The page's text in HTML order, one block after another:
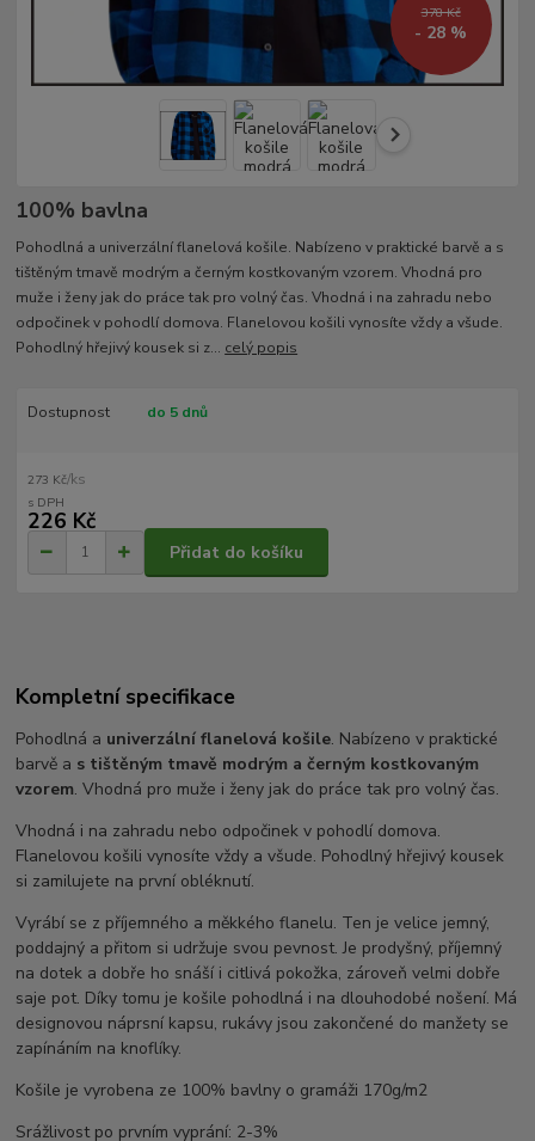
378 Kč
- 28 %
100% bavlna
Pohodlná a univerzální flanelová košile. Nabízeno v praktické barvě a s
tištěným tmavě modrým a černým kostkovaným vzorem. Vhodná pro
muže i ženy jak do práce tak pro volný čas. Vhodná i na zahradu nebo
odpočinek v pohodlí domova. Flanelovou košili vynosíte vždy a všude.
Pohodlný hřejivý kousek si z... celý popis
Dostupnost do 5 dnů
273 Kč/ks
226 Kč
Přidat do košíku
Kompletní specifikace
Pohodlná a univerzální flanelová košile. Nabízeno v praktické
barvě a s tištěným tmavě modrým a černým kostkovaným
vzorem. Vhodná pro muže i ženy jak do práce tak pro volný čas.
Vhodná i na zahradu nebo odpočinek v pohodlí domova.
Flanelovou košili vynosíte vždy a všude. Pohodlný hřejivý kousek
si zamilujete na první obléknutí.
Vyrábí se z příjemného a měkkého flanelu. Ten je velice jemný,
poddajný a přitom si udržuje svou pevnost. Je prodyšný, příjemný
na dotek a dobře ho snáší i citlivá pokožka, zároveň velmi dobře
saje pot. Díky tomu je košile pohodlná i na dlouhodobé nošení. Má
designovou náprsní kapsu, rukávy jsou zakončené do manžety se
zapínáním na knoflíky.
Košile je vyrobena ze 100% bavlny o gramáži 170g/m2
Srážlivost po prvním vyprání: 2-3%